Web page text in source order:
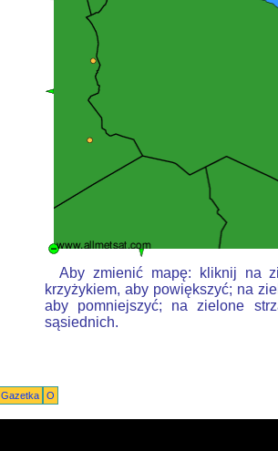
Aby zmienić mapę: kliknij na
krzyżykiem, aby powiększyć; na
aby pomniejszyć; na zielone
sąsiednich.
Gazetka O